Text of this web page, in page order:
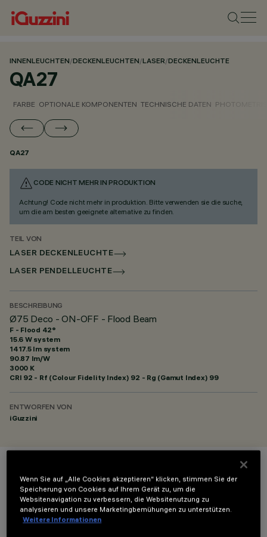
INNENLEUCHTEN/DECKENLEUCHTEN/LASER/DECKENLEUCHTE
QA27
FARBE OPTIONALE KOMPONENTEN TECHNISCHE DATEN
QA27
CODE NICHT MEHR IN PRODUKTION
Achtung! Code nicht mehr in produktion. Bitte verwenden sie die suche,
um die am besten geeignete alternative zu finden.
TEIL VON
LASER DECKENLEUCHTE
LASER PENDELLEUCHTE
BESCHREIBUNG
Ø75 Deco - ON-OFF - Flood Beam
F - Flood 42°
15.6 W system
1417.5 lm system
90.87 lm/W
3000 K
CRI 92 - Rf (Colour Fidelity Index) 92 - Rg (Gamut Index) 99
ENTWORFEN VON
iGuzzini
FARBE
Wenn Sie auf „Alle Cookies akzeptieren“ klicken, stimmen Sie der
Speicherung von Cookies auf Ihrem Gerät zu, um die
Websitenavigation zu verbessern, die Websitenutzung zu
analysieren und unsere Marketingbemühungen zu unterstützen.
Weitere Informationen